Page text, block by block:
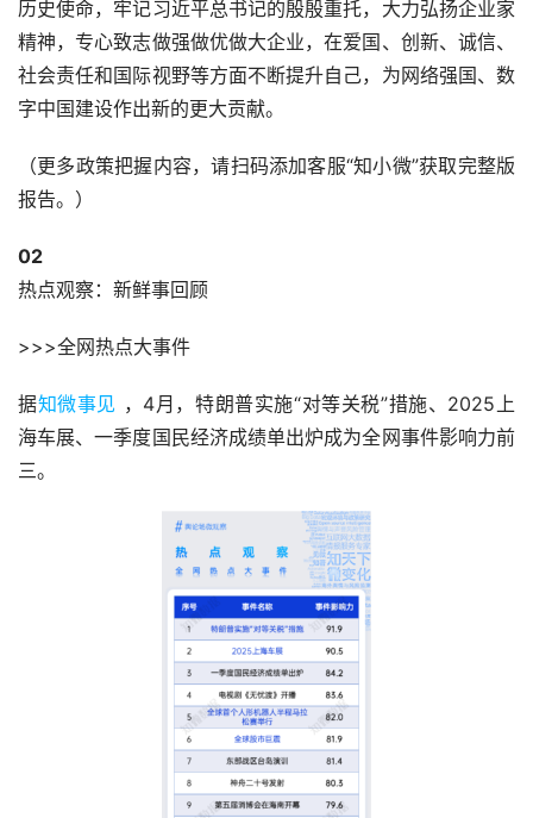
历史使命，牢记习近平总书记的殷殷重托，大力弘扬企业家
精神，专心致志做强做优做大企业，在爱国、创新、诚信、
社会责任和国际视野等方面不断提升自己，为网络强国、数
字中国建设作出新的更大贡献。
（更多政策把握内容，请扫码添加客服“知小微”获取完整版
报告。）
02
热点观察：新鲜事回顾
>>>全网热点大事件
据知微事见 ，4月，特朗普实施“对等关税”措施、2025上
海车展、一季度国民经济成绩单出炉成为全网事件影响力前
三。